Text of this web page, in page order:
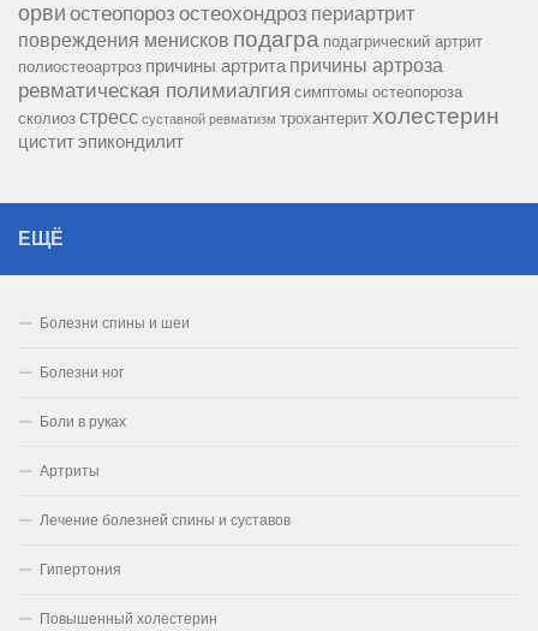
орви остеопороз остеохондроз периартрит
повреждения менисков подагра подагрический артрит
полиостеоартроз причины артрита причины артроза
ревматическая полимиалгия симптомы остеопороза
сколиоз стресс суставной ревматизм трохантерит холестерин
циститэпикондилит
ЕЩЁ
Болезни спины и шеи
Болезни ног
Боли в руках
Артриты
Лечение болезней спины и суставов
Гипертония
Повышенный холестерин